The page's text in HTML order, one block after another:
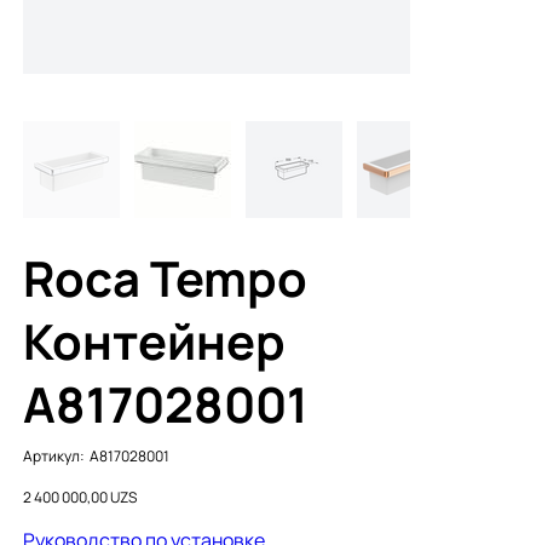
Roca Tempo
Контейнер
A817028001
Артикул:
Артикул:
A817028001
A817028001
Цена
2 400 000,00 UZS
Руководство по установке